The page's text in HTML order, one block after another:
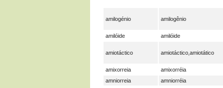
amilogénio amilogênio
amilóide amilóide
amiotáctico amiotáctico,amiotático
amixorreia
amixorréia
amniorreia
amniorréia